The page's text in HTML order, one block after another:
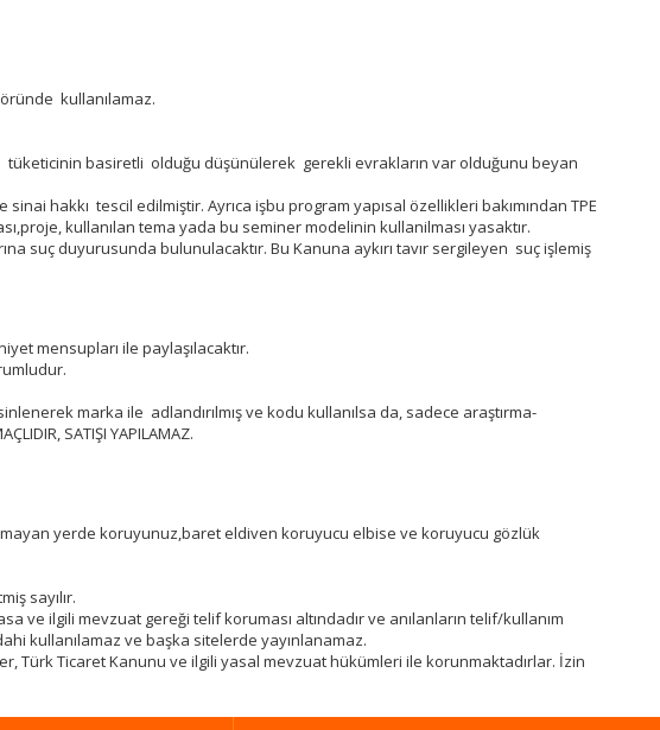
kullanılamaz.
tüketicinin basiretli olduğu düşünülerek gerekli evrakların var olduğunu beyan
hakkı tescil edilmiştir. Ayrıca işbu program yapısal özellikleri bakımından TPE
kullanılan tema yada bu seminer modelinin kullanilması yasaktır.
suç duyurusunda bulunulacaktır. Bu Kanuna aykırı tavır sergileyen suç işlemiş
mensupları ile paylaşılacaktır.
marka ile adlandırılmış ve kodu kullanılsa da, sadece araştırma-
SATIŞI YAPILAMAZ.
almayan yerde koruyunuz,baret eldiven koruyucu elbise ve koruyucu gözlük
sayılır.
ve ilgili mevzuat gereği telif koruması altındadır ve anılanların telif/kullanım
kullanılamaz ve başka sitelerde yayınlanamaz.
Türk Ticaret Kanunu ve ilgili yasal mevzuat hükümleri ile korunmaktadırlar. İzin